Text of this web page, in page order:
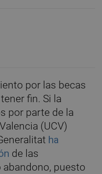
por las becas
fin. Si la
por parte de la
(UCV)
ha
de las
puesto